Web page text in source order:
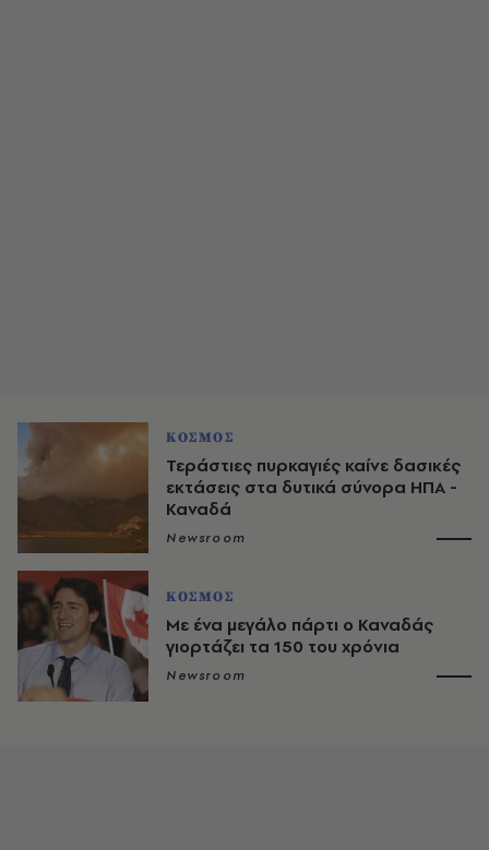
ΚΟΣΜΟΣ
Τεράστιες πυρκαγιές καίνε δασικές
εκτάσεις στα δυτικά σύνορα ΗΠΑ -
Καναδά
Newsroom
ΚΟΣΜΟΣ
Με ένα μεγάλο πάρτι ο Καναδάς
γιορτάζει τα 150 του χρόνια
Newsroom